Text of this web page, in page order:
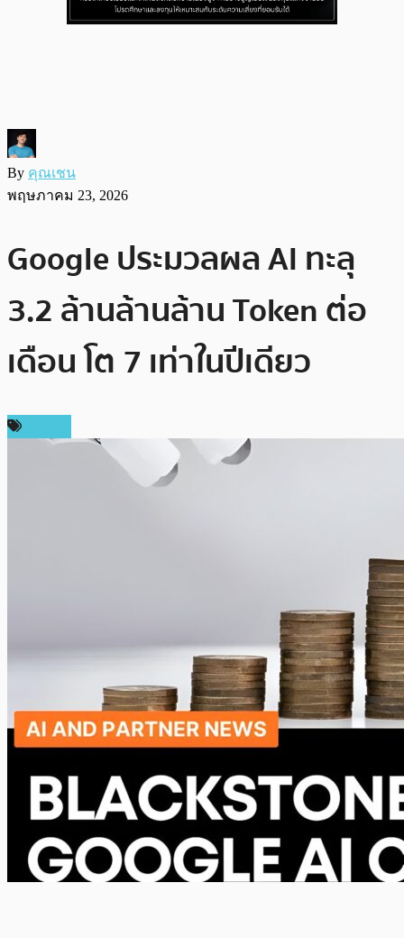
By คุณเชน
พฤษภาคม 23, 2026
Google ประมวลผล AI ทะลุ
3.2 ล้านล้านล้าน Token ต่อ
เดือน โต 7 เท่าในปีเดียว